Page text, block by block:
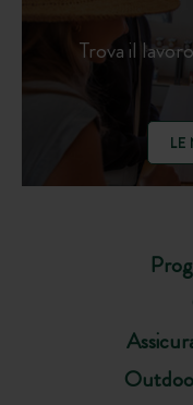
Trova il
LE